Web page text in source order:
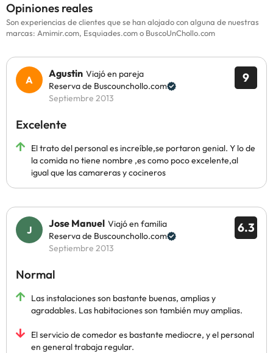
Opiniones reales
Son experiencias de clientes que se han alojado con alguna de nuestras
marcas: Amimir.com, Esquiades.com o BuscoUnChollo.com
9
Agustin Viajó en pareja
Reserva de Buscounchollo.com
Septiembre 2013
Excelente
El trato del personal es increíble,se portaron genial. Y lo de
la comida no tiene nombre ,es como poco excelente,al
igual que las camareras y cocineros
6.3
Jose Manuel Viajó en familia
Reserva de Buscounchollo.com
Septiembre 2013
Normal
Las instalaciones son bastante buenas, amplias y
agradables. Las habitaciones son también muy amplias.
El servicio de comedor es bastante mediocre, y el personal
en general trabaja regular.